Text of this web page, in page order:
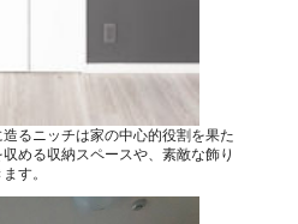
るニッチは家の中心的役割を果た
める収納スペースや、素敵な飾り
す。